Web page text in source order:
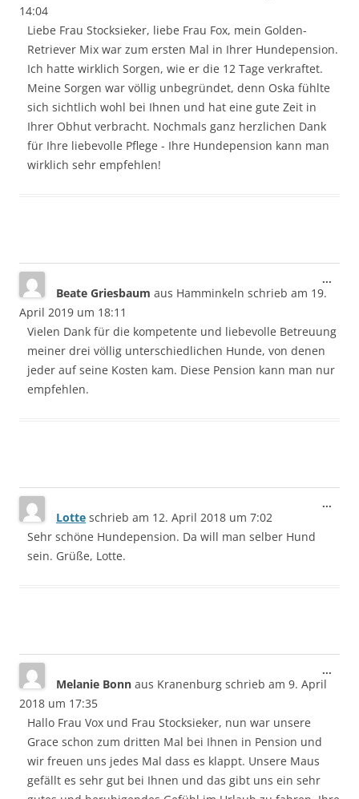
14:04
Liebe Frau Stocksieker, liebe Frau Fox, mein Golden-
Retriever Mix war zum ersten Mal in Ihrer Hundepension.
Ich hatte wirklich Sorgen, wie er die 12 Tage verkraftet.
Meine Sorgen war völlig unbegründet, denn Oska fühlte
sich sichtlich wohl bei Ihnen und hat eine gute Zeit in
Ihrer Obhut verbracht. Nochmals ganz herzlichen Dank
für Ihre liebevolle Pflege - Ihre Hundepension kann man
wirklich sehr empfehlen!
Beate Griesbaum aus Hamminkeln schrieb am 19.
April 2019 um 18:11
Vielen Dank für die kompetente und liebevolle Betreuung
meiner drei völlig unterschiedlichen Hunde, von denen
jeder auf seine Kosten kam. Diese Pension kann man nur
empfehlen.
...
Lotte schrieb am 12. April 2018 um 7:02
Sehr schöne Hundepension. Da will man selber Hund
sein. Grüße, Lotte.
...
Melanie Bonn aus Kranenburg schrieb am 9. April
2018 um 17:35
Hallo Frau Vox und Frau Stocksieker, nun war unsere
Grace schon zum dritten Mal bei Ihnen in Pension und
wir freuen uns jedes Mal dass es klappt. Unsere Maus
gefällt es sehr gut bei Ihnen und das gibt uns ein sehr
...